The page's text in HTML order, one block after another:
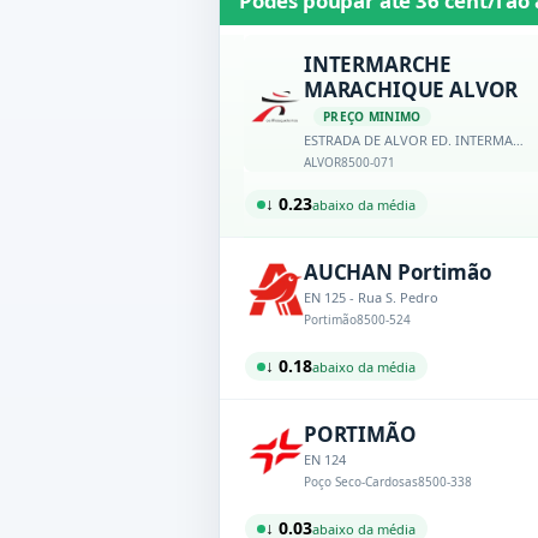
INTERMARCHE
MARACHIQUE ALVOR
PREÇO MINIMO
ESTRADA DE ALVOR ED. INTERMARCHE ALVOR
ALVOR8500-071
↓ 0.23abaixo da média
AUCHAN Portimão
EN 125 - Rua S. Pedro
Portimão8500-524
↓ 0.18abaixo da média
PORTIMÃO
EN 124
Poço Seco-Cardosas8500-338
↓ 0.03abaixo da média